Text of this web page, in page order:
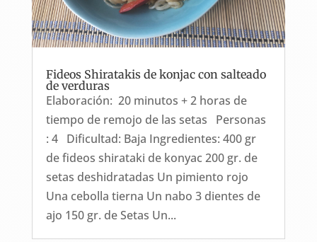
Fideos Shiratakis de konjac con salteado
de verduras
Elaboración: 20 minutos + 2 horas de
tiempo de remojo de las setas Personas
: 4 Dificultad: Baja Ingredientes: 400 gr
de fideos shirataki de konyac 200 gr. de
setas deshidratadas Un pimiento rojo
Una cebolla tierna Un nabo 3 dientes de
ajo 150 gr. de Setas Un...